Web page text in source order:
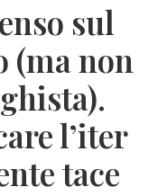
sul
(ma non
l’iter
tace